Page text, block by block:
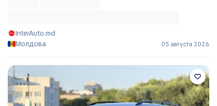
InterAuto.md
Молдова
05 августа 2026